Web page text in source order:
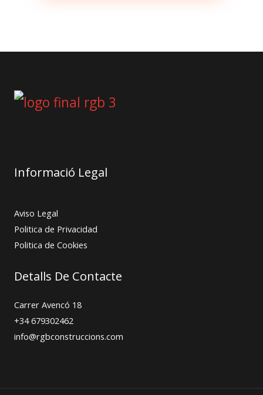
Informació Legal
Aviso Legal
Politica de Privacidad
Politica de Cookies
Detalls De Contacte
Carrer Avencó 18
+34 679302462
info@rgbconstruccions.com